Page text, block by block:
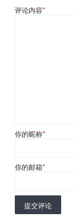
评论内容*
你的昵称*
你的邮箱*
提交评论